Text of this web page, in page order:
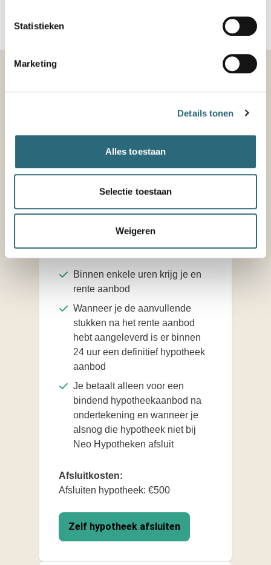
Statistieken
Marketing
Details tonen
Alles toestaan
Selectie toestaan
Weigeren
Kies zelf hoe jij jouw
hypotheek regelt
Zelf online hypotheek
afsluiten
Je vraagt gemakkelijk en snel
Binnen enkele uren krijg je en
rente aanbod
Wanneer je de aanvullende
stukken na het rente aanbod
hebt aangeleverd is er binnen
24 uur een definitief hypotheek
aanbod
Je betaalt alleen voor een
bindend hypotheekaanbod na
ondertekening en wanneer je
alsnog die hypotheek niet bij
Neo Hypotheken afsluit
Afsluitkosten:
Afsluiten hypotheek: €500
Zelf hypotheek afsluiten